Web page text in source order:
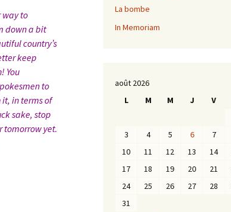
way to
down a bit
country’s
keep
You
to
it, in terms of
sake, stop
tomorrow yet.
La bombe
In Memoriam
août 2026
L
M M J V
3
4 5 6 7
10
11 12 13 14
17
18 19 20 21
24
25 26 27 28
31